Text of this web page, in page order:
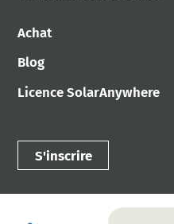
Achat
Blog
Licence SolarAnywhere
S'inscrire